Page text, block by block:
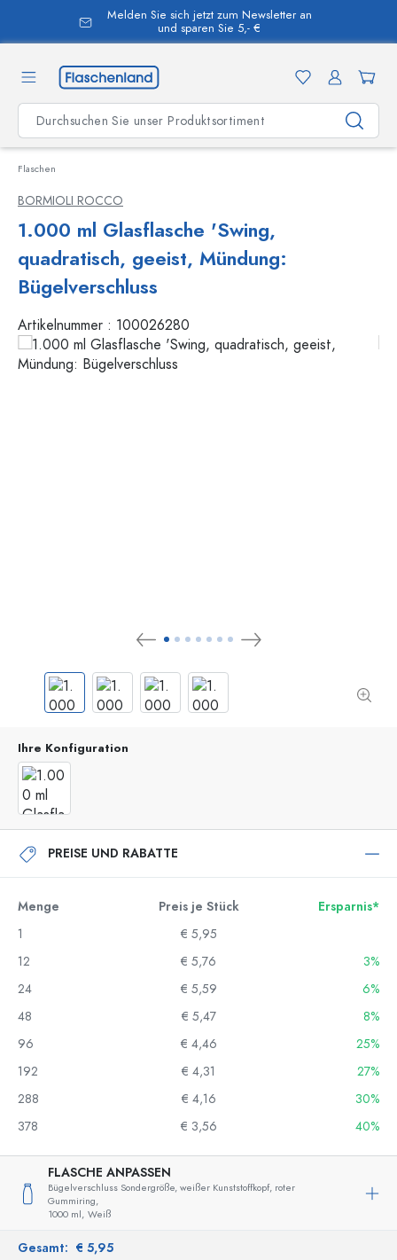
springen
Melden Sie sich jetzt zum Newsletter an
und sparen Sie 5,- €
Flaschen
BORMIOLI ROCCO
1.000 ml Glasflasche 'Swing,
quadratisch, geeist, Mündung:
Bügelverschluss
Artikelnummer : 100026280
Ihre Konfiguration
PREISE UND RABATTE
Menge Preis je Stück
Ersparnis*
1
€ 5,95
12
€ 5,76
3%
24
€ 5,59
6%
48
€ 5,47
8%
96
€ 4,46
25%
192
€ 4,31
27%
288
€ 4,16
30%
378
€ 3,56 40%
FLASCHE ANPASSEN
Bügelverschluss Sondergröße, weißer Kunststoffkopf, roter
Gummiring,
1000 ml, Weiß
Gesamt: € 5,95